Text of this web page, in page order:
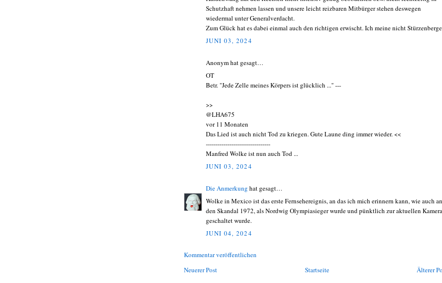
Schutzhaft nehmen lassen und unsere leicht reizbaren Mitbürger stehen deswegen
wiedermal unter Generalverdacht.
Zum Glück hat es dabei einmal auch den richtigen erwischt. Ich meine nicht
JUNI 03, 2024
Anonym hat gesagt…
OT
Betr. "Jede Zelle meines Körpers ist glücklich ..." ---
>>
@LHA675
vor 11 Monaten
Das Lied ist auch nicht Tod zu kriegen. Gute Laune ding immer wieder. <<
---------------------------------
Manfred Wolke ist nun auch Tod ...
JUNI 03, 2024
Die Anmerkung hat gesagt…
Wolke in Mexico ist das erste Fernsehereignis, an das ich mich erinnern kann, wie auch an
den Skandal 1972, als Nordwig Olympiasieger wurde und pünktlich zur aktuellen Kamera
geschaltet wurde.
JUNI 04, 2024
Kommentar veröffentlichen
Neuerer Post
Älterer
Startseite